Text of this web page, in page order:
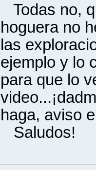
Todas no,
hoguera no
las
ejemplo y lo
para que lo
haga, aviso
Saludos!